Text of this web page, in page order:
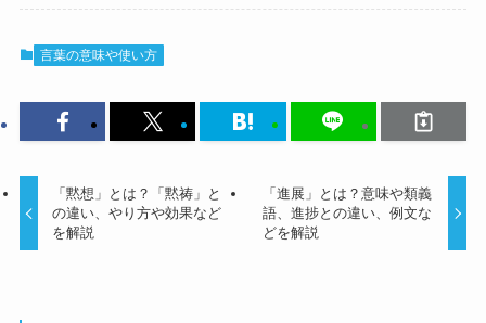
言葉の意味や使い方
「黙想」とは？「黙祷」と
の違い、やり方や効果など
を解説
「進展」とは？意味や類義
語、進捗との違い、例文な
どを解説